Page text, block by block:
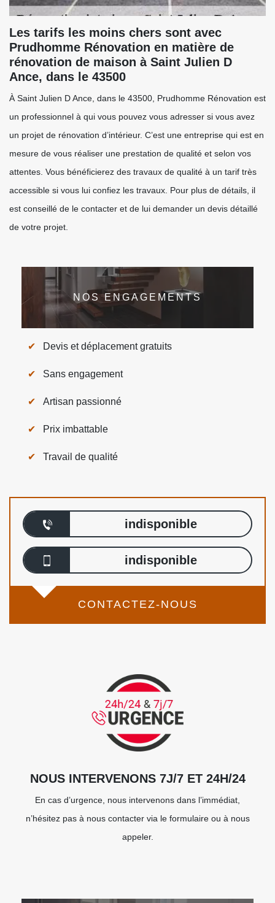
Les tarifs les moins chers sont avec
Prudhomme Rénovation en matière de
rénovation de maison à Saint Julien D
Ance, dans le 43500
À Saint Julien D Ance, dans le 43500, Prudhomme Rénovation est
un professionnel à qui vous pouvez vous adresser si vous avez
un projet de rénovation d’intérieur. C’est une entreprise qui est en
mesure de vous réaliser une prestation de qualité et selon vos
attentes. Vous bénéficierez des travaux de qualité à un tarif très
accessible si vous lui confiez les travaux. Pour plus de détails, il
est conseillé de le contacter et de lui demander un devis détaillé
de votre projet.
NOS ENGAGEMENTS
Devis et déplacement gratuits
Sans engagement
Artisan passionné
Prix imbattable
Travail de qualité
indisponible
indisponible
CONTACTEZ-NOUS
NOUS INTERVENONS 7J/7 ET 24H/24
En cas d’urgence, nous intervenons dans l’immédiat,
n’hésitez pas à nous contacter via le formulaire ou à nous
appeler.